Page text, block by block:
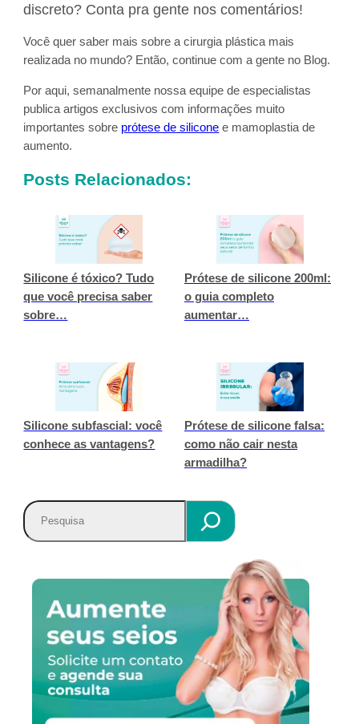
discreto? Conta pra gente nos comentários!
Você quer saber mais sobre a cirurgia plástica mais
realizada no mundo? Então, continue com a gente no Blog.
Por aqui, semanalmente nossa equipe de especialistas
publica artigos exclusivos com informações muito
importantes sobre prótese de silicone e mamoplastia de
aumento.
Posts Relacionados:
Silicone é tóxico? Tudo
que você precisa saber
sobre…
Prótese de silicone 200ml:
o guia completo
aumentar…
Silicone subfascial: você
conhece as vantagens?
Prótese de silicone falsa:
como não cair nesta
armadilha?
P
e